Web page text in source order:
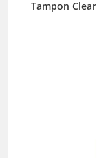
Tampon